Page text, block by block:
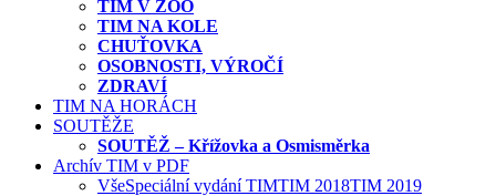
TIM V ZOO
TIM NA KOLE
CHUŤOVKA
OSOBNOSTI, VÝROČÍ
ZDRAVÍ
TIM NA HORÁCH
SOUTĚŽE
SOUTĚŽ – Křížovka a Osmisměrka
Archív TIM v PDF
VšeSpeciální vydání TIMTIM 2018TIM 2019